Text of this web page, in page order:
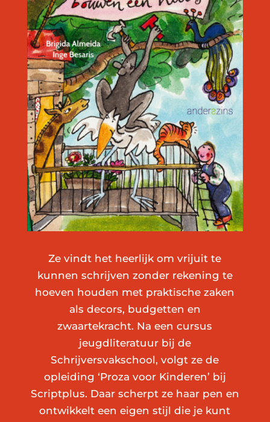
Ze vindt het heerlijk om vrijuit te
kunnen schrijven zonder rekening te
hoeven houden met praktische zaken
als decors, budgetten en
zwaartekracht. Na een cursus
jeugdliteratuur bij de
Schrijversvakschool, volgt ze de
opleiding ‘Proza voor Kinderen’ bij
Scriptplus. Daar scherpt ze haar pen en
ontwikkelt een eigen stijl die je kunt